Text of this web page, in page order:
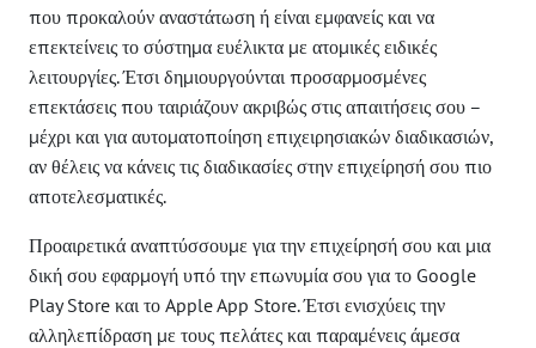
που προκαλούν αναστάτωση ή είναι εμφανείς και να
επεκτείνεις το σύστημα ευέλικτα με ατομικές ειδικές
λειτουργίες. Έτσι δημιουργούνται προσαρμοσμένες
επεκτάσεις που ταιριάζουν ακριβώς στις απαιτήσεις σου –
μέχρι και για αυτοματοποίηση επιχειρησιακών διαδικασιών,
αν θέλεις να κάνεις τις διαδικασίες στην επιχείρησή σου πιο
αποτελεσματικές.
Προαιρετικά αναπτύσσουμε για την επιχείρησή σου και μια
δική σου εφαρμογή υπό την επωνυμία σου για το Google
Play Store και το Apple App Store. Έτσι ενισχύεις την
αλληλεπίδραση με τους πελάτες και παραμένεις άμεσα